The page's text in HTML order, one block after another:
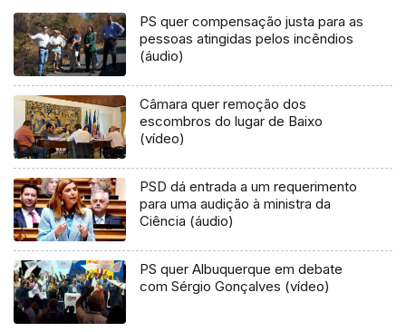
PS quer compensação justa para as
pessoas atingidas pelos incêndios
(áudio)
Câmara quer remoção dos
escombros do lugar de Baixo
(vídeo)
PSD dá entrada a um requerimento
para uma audição à ministra da
Ciência (áudio)
PS quer Albuquerque em debate
com Sérgio Gonçalves (vídeo)